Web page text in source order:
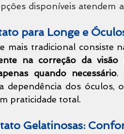
disponíveis atendem
para Longe e
mais tradicional consiste
na correção da
quando necessário.
dependência dos óculos,
praticidade total.
Gelatinosas: